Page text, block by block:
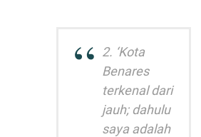
2. ‘Kota
Benares
terkenal dari
jauh; dahulu
saya adalah